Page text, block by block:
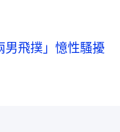
飛撲」憶性騷擾